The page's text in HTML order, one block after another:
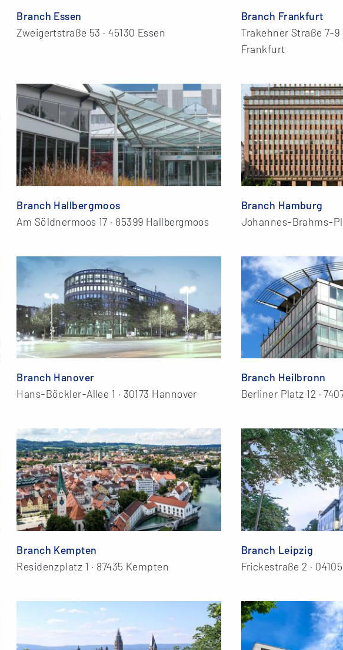
Branch Essen
Zweigertstraße 53 · 45130 Essen
Branch Frankfurt
Trakehner Straße 7-9
Frankfurt
Branch Hallbergmoos
Am Söldnermoos 17 · 85399 Hallbergmoos
Branch Hamburg
Johannes-Brahms-
Branch Hanover
Hans-Böckler-Allee 1 · 30173 Hannover
Branch Heilbronn
Berliner Platz 12 ·
Branch Kempten
Residenzplatz 1 · 87435 Kempten
Branch Leipzig
Frickestraße 2 ·